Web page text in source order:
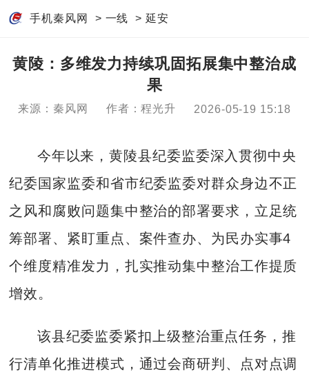
手机秦风网 > 一线 > 延安
黄陵：多维发力持续巩固拓展集中整治成
果
来源：秦风网 作者：程光升 2026-05-19 15:18
今年以来，黄陵县纪委监委深入贯彻中央
纪委国家监委和省市纪委监委对群众身边不正
之风和腐败问题集中整治的部署要求，立足统
筹部署、紧盯重点、案件查办、为民办实事4
个维度精准发力，扎实推动集中整治工作提质
增效。
该县纪委监委紧扣上级整治重点任务，推
行清单化推进模式，通过会商研判、点对点调